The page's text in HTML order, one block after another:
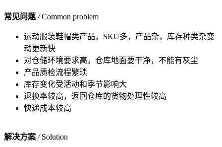
常见问题 / Common problem
运动服装鞋帽类产品，SKU多，产品杂，库存种类杂变
动更新快
对仓储环境要求高，仓库地面要干净，不能有灰尘
产品质检流程繁琐
库存变化受活动和季节影响大
退换率较高，返回仓库的货物处理性较高
快递成本较高
解决方案 / Solution